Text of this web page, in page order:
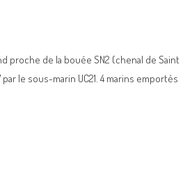
proche de la bouée SN2 (chenal de Saint
par le sous-marin UC21. 4 marins emportés